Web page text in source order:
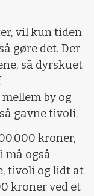
vil kun tiden
gøre det. Der
så dyrskuet
by og
gavne tivoli.
kroner,
må også
tivoli og lidt at
kroner ved et